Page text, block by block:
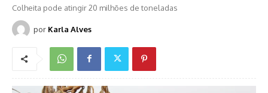
Colheita pode atingir 20 milhões de toneladas
por Karla Alves